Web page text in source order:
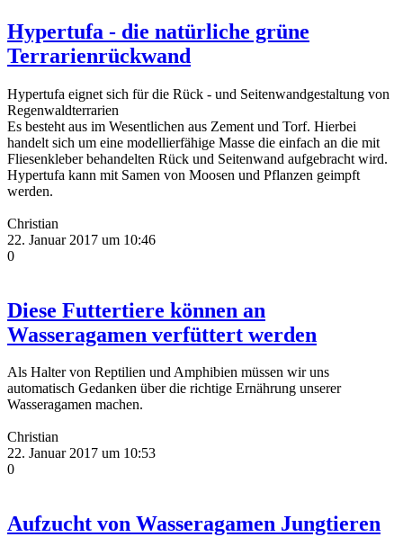
Hypertufa - die natürliche grüne
Terrarienrückwand
Hypertufa eignet sich für die Rück - und Seitenwandgestaltung von
Regenwaldterrarien
Es besteht aus im Wesentlichen aus Zement und Torf. Hierbei
handelt sich um eine modellierfähige Masse die einfach an die mit
Fliesenkleber behandelten Rück und Seitenwand aufgebracht wird.
Hypertufa kann mit Samen von Moosen und Pflanzen geimpft
werden.
Christian
22. Januar 2017 um 10:46
0
Diese Futtertiere können an
Wasseragamen verfüttert werden
Als Halter von Reptilien und Amphibien müssen wir uns
automatisch Gedanken über die richtige Ernährung unserer
Wasseragamen machen.
Christian
22. Januar 2017 um 10:53
0
Aufzucht von Wasseragamen Jungtieren